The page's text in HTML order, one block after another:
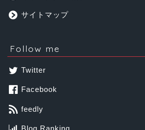
サイトマップ
Follow me
Twitter
Facebook
feedly
Blog Ranking